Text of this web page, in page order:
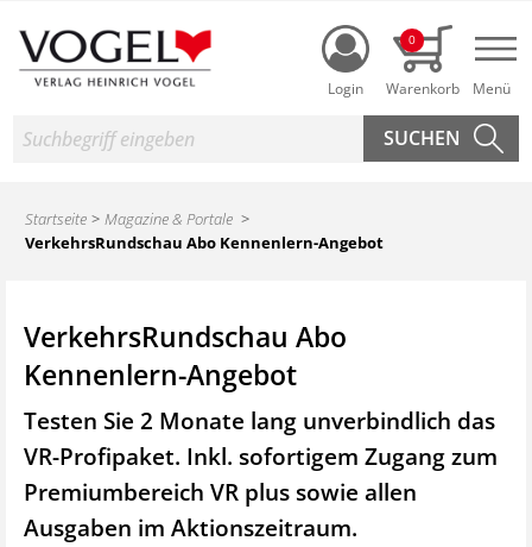
Login
0
Suche
Startseite
Magazine & Portale
VerkehrsRundschau Abo Kennenlern-Angebot
VerkehrsRundschau Abo
Kennenlern-Angebot
Testen Sie 2 Monate lang unverbindlich das
VR-Profipaket. Inkl. sofortigem Zugang zum
Premiumbereich VR plus sowie allen
Ausgaben im Aktionszeitraum.